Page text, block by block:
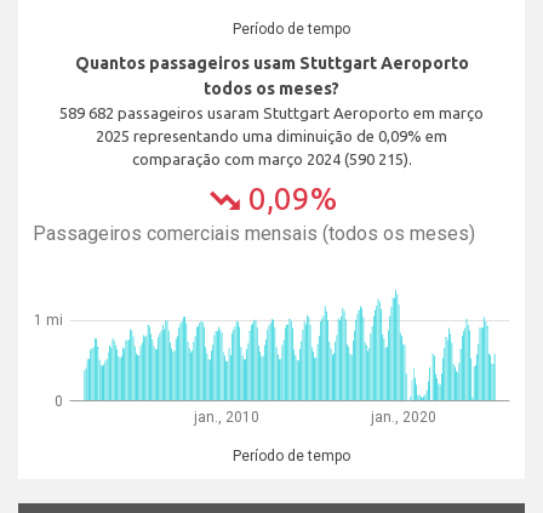
Período de tempo
Quantos passageiros usam Stuttgart Aeroporto
todos os meses?
589 682 passageiros usaram Stuttgart Aeroporto em março
2025 representando uma diminuição de 0,09% em
comparação com março 2024 (590 215).
trending_down 0,09%
Passageiros comerciais mensais (todos os meses)
jan., 2010 jan., 2020
Período de tempo
0
1 mi